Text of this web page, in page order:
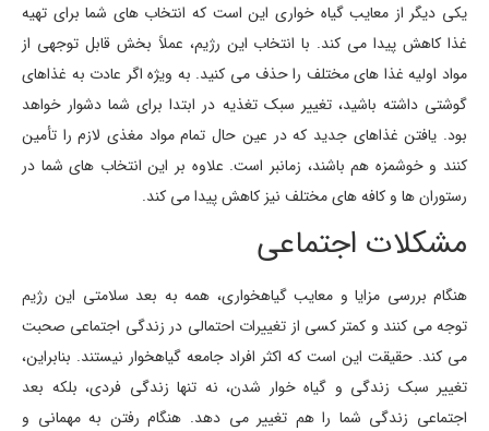
یکی دیگر از معایب گیاه خواری این است که انتخاب های شما برای تهیه
غذا کاهش پیدا می کند. با انتخاب این رژیم، عملاً بخش قابل توجهی از
مواد اولیه غذا های مختلف را حذف می کنید. به ویژه اگر عادت به غذاهای
گوشتی داشته باشید، تغییر سبک تغذیه در ابتدا برای شما دشوار خواهد
بود. یافتن غذاهای جدید که در عین حال تمام مواد مغذی لازم را تأمین
کنند و خوشمزه هم باشند، زمانبر است. علاوه بر این انتخاب های شما در
رستوران ها و کافه های مختلف نیز کاهش پیدا می کند.
مشکلات اجتماعی
هنگام بررسی مزایا و معایب گیاهخواری، همه به بعد سلامتی این رژیم
توجه می کنند و کمتر کسی از تغییرات احتمالی در زندگی اجتماعی صحبت
می کند. حقیقت این است که اکثر افراد جامعه گیاهخوار نیستند. بنابراین،
تغییر سبک زندگی و گیاه خوار شدن، نه تنها زندگی فردی، بلکه بعد
اجتماعی زندگی شما را هم تغییر می دهد. هنگام رفتن به مهمانی و